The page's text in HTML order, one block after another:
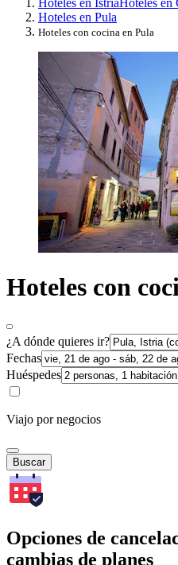
Hoteles en Pula
Hoteles con cocina en Pula
Hoteles con
¿A dónde quieres ir?
Fechas
Huéspedes
Viajo por negocios
Buscar
Opciones de
cambias de planes